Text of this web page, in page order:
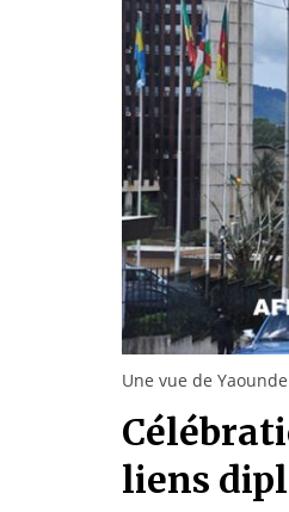
Une vue de Yaounde
liens